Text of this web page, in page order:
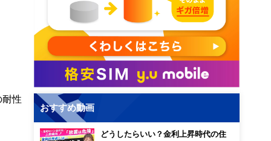
耐性
おすすめ動画
どうしたらいい？金利上昇時代の住